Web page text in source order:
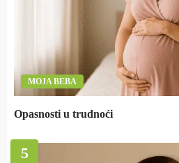
MOJA BEBA
Opasnosti u trudnoći
5